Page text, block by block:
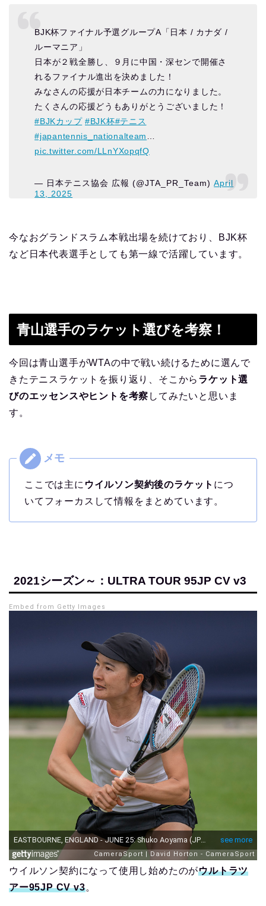
BJK杯ファイナル予選グループA「日本 / カナダ /
ルーマニア」
日本が２戦全勝し、９月に中国・深センで開催さ
れるファイナル進出を決めました！
みなさんの応援が日本チームの力になりました。
たくさんの応援どうもありがとうございました！
#BJKカップ #BJK杯#テニス
#japantennis_nationalteam
pic.twitter.com/LLnYXopqfQ
— 日本テニス協会 広報 (@JTA_PR_Team)April
13, 2025
今なおグランドスラム本戦出場を続けており、BJK杯
など日本代表選手としても第一線で活躍しています。
青山選手のラケット選びを考察！
今回は青山選手がWTAの中で戦い続けるために選んで
きたテニスラケットを振り返り、そこから ラケット選
びのエッセンスやヒントを考察 してみたいと思いま
す。
ここでは主に ウイルソン契約後のラケット につ
いてフォーカスして情報をまとめています。
2021シーズン～：ULTRA TOUR 95JP CV v3
Embed from Getty Images
ウイルソン契約になって使用し始めたのがウルトラツ
アー95JP CVv3。